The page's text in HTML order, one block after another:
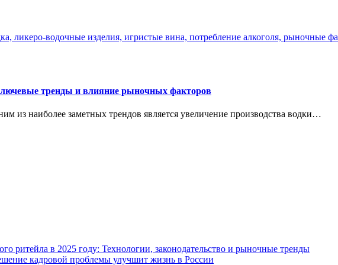
тренды и влияние рыночных факторов
из наиболее заметных трендов является увеличение производства водки…
ритейла в 2025 году: Технологии, законодательство и рыночные тренды
кадровой проблемы улучшит жизнь в России